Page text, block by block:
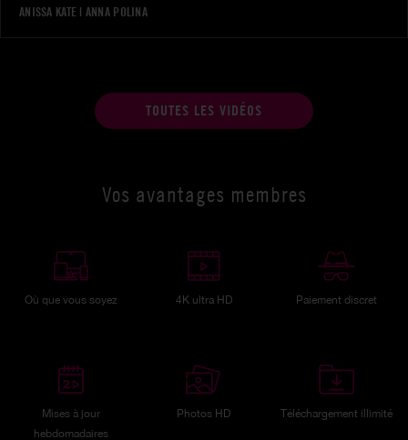
ANISSA KATE | ANNA POLINA
TOUTES LES VIDÉOS
Vos avantages membres
Où que vous soyez 4K ultra HD Paiement discret
Mises à jour
hebdomadaires
Photos HD Téléchargement illimité